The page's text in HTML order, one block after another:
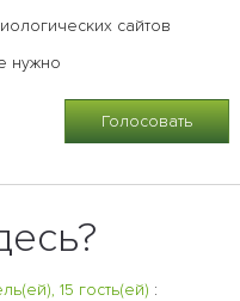
сайтов
нужно
15 гость(ей) :